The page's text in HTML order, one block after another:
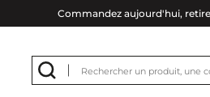
Commandez aujourd'hui,